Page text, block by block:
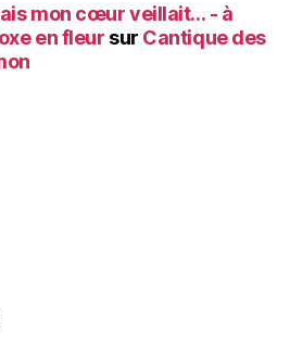
mon cœur veillait… - à
en fleur sur Cantique des